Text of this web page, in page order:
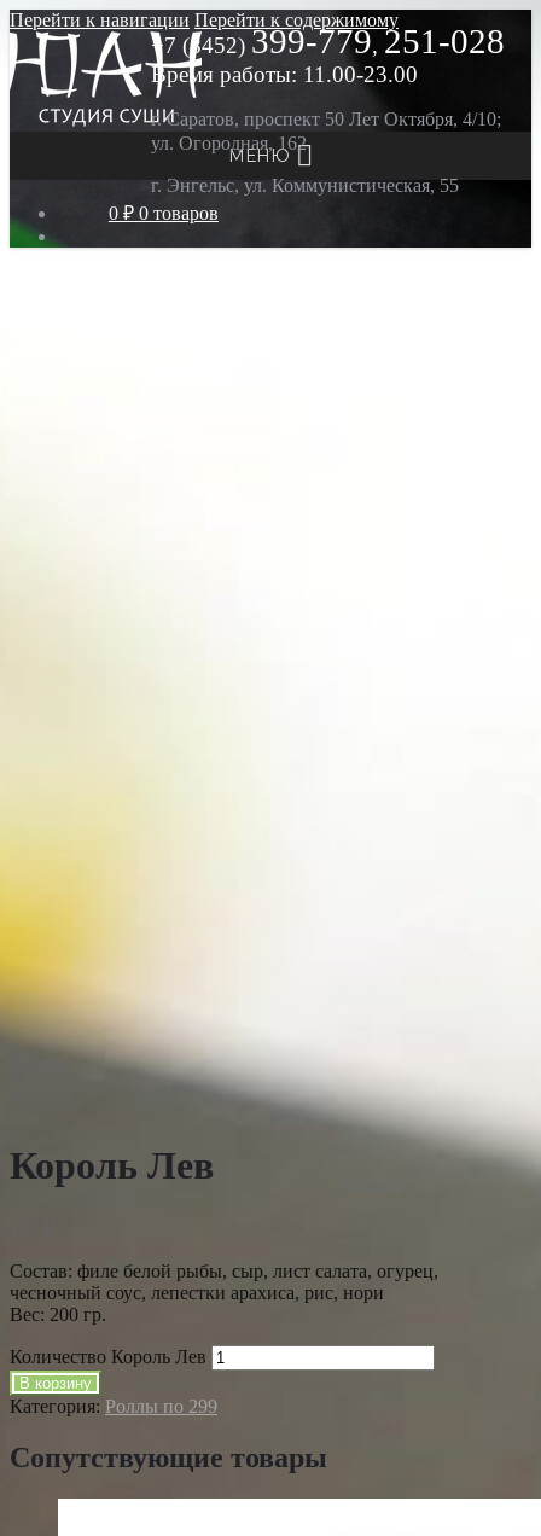
Перейти к навигации Перейти к содержимому
МЕНЮ
0 ₽ 0 товаров
+7 (8452) 399-779, 251-028
Время работы: 11.00-23.00
г. Саратов, проспект 50 Лет Октября, 4/10;
ул. Огородная, 162
г. Энгельс, ул. Коммунистическая, 55
Король Лев
Состав: филе белой рыбы, сыр, лист салата, огурец,
чесночный соус, лепестки арахиса, рис, нори
Вес: 200 гр.
Количество Король Лев
В корзину
Категория: Роллы по 299
Сопутствующие товары